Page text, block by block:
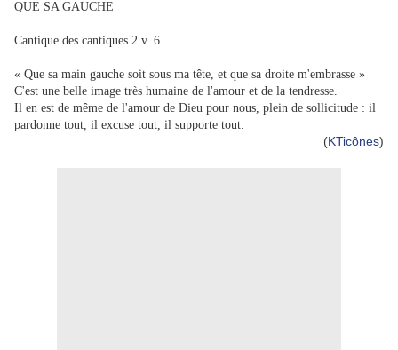
QUE SA GAUCHE
Cantique des cantiques 2 v. 6
« Que sa main gauche soit sous ma tête, et que sa droite m'embrasse »
C'est une belle image très humaine de l'amour et de la tendresse.
Il en est de même de l'amour de Dieu pour nous, plein de sollicitude : il
pardonne tout, il excuse tout, il supporte tout.
(KTicônes)